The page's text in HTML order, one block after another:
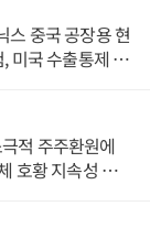
스 중국 공장용 현
미국 수출통제 대
적 주주환원에
호황 지속성 의